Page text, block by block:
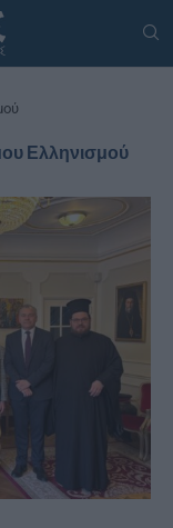
Ελληνισμού